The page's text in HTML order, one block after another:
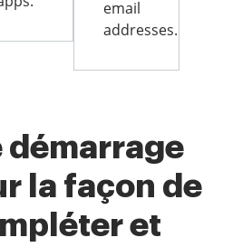
email
addresses.
démarrage
la façon de
et